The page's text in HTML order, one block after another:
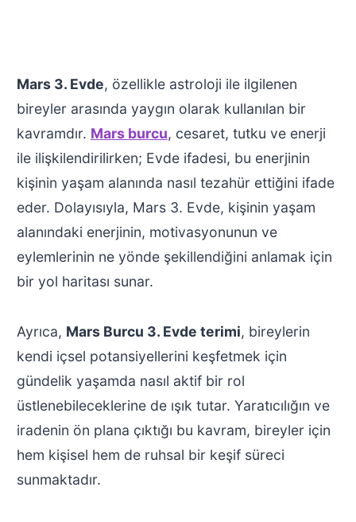
Mars 3. Evde, özellikle astroloji ile ilgilenen
bireyler arasında yaygın olarak kullanılan bir
kavramdır. Mars burcu, cesaret, tutku ve enerji
ile ilişkilendirilirken; Evde ifadesi, bu enerjinin
kişinin yaşam alanında nasıl tezahür ettiğini ifade
eder. Dolayısıyla, Mars 3. Evde, kişinin yaşam
alanındaki enerjinin, motivasyonunun ve
eylemlerinin ne yönde şekillendiğini anlamak için
bir yol haritası sunar.
Ayrıca, Mars Burcu 3. Evde terimi, bireylerin
kendi içsel potansiyellerini keşfetmek için
gündelik yaşamda nasıl aktif bir rol
üstlenebileceklerine de ışık tutar. Yaratıcılığın ve
iradenin ön plana çıktığı bu kavram, bireyler için
hem kişisel hem de ruhsal bir keşif süreci
sunmaktadır.